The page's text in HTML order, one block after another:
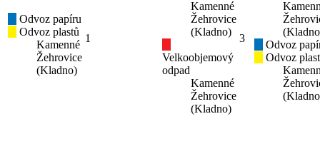
Odvoz papíru
Odvoz plastů
Kamenné
Žehrovice
(Kladno)
1
Kamenné
Žehrovice
(Kladno)
Velkoobjemový
odpad
Kamenné
Žehrovice
(Kladno)
3
Odvoz
Odvoz